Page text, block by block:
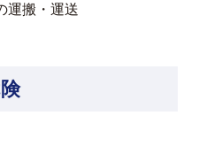
運搬・運送